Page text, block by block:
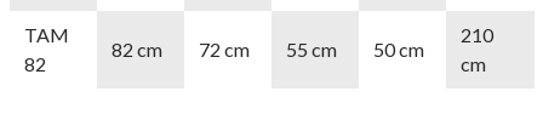
TAM
82
82 cm 72 cm 55 cm 50 cm
210
cm